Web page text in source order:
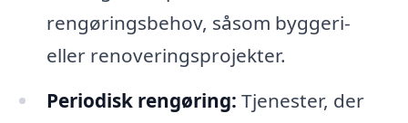
rengøringsbehov, såsom byggeri-
eller renoveringsprojekter.
Periodisk rengøring: Tjenester, der